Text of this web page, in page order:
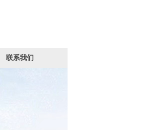
联系我们